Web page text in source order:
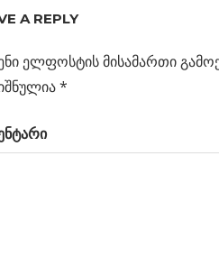
A REPLY
ელფოსტის მისამართი
*